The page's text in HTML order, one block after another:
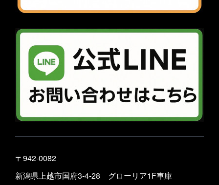
〒942-0082
新潟県上越市国府3-4-28 グローリア1F車庫